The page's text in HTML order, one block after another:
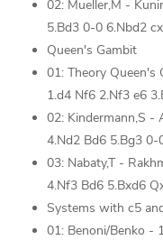
02: Mueller,M -
5.Bd3 0-0 6.Nbd2
Queen's Gambit
01: Theory Queen's
1.d4 Nf6 2.Nf3 e6
02: Kindermann,S -
4.Nd2 Bd6 5.Bg3 0-
03: Nabaty,T -
4.Nf3 Bd6 5.Bxd6
Systems with c5
01: Benoni/Benko -